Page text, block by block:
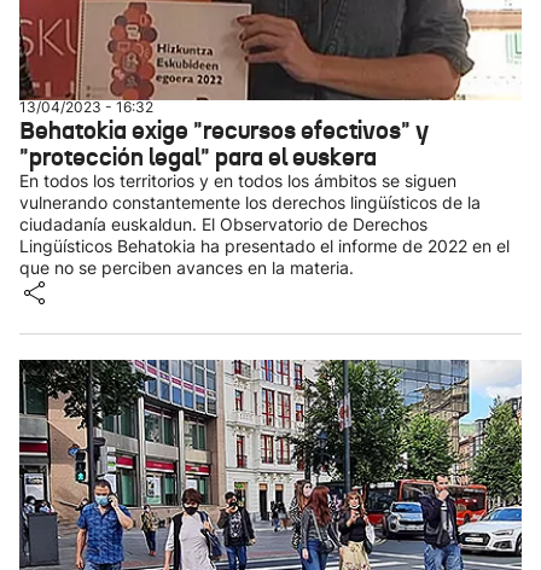
13/04/2023 - 16:32
Behatokia exige "recursos efectivos" y
"protección legal" para el euskera
En todos los territorios y en todos los ámbitos se siguen
vulnerando constantemente los derechos lingüísticos de la
ciudadanía euskaldun. El Observatorio de Derechos
Lingüísticos Behatokia ha presentado el informe de 2022 en el
que no se perciben avances en la materia.